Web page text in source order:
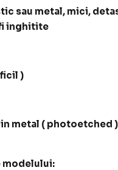
sau metal, mici,
inghitite
)
metal ( photoetched
modelului: